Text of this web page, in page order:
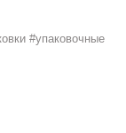
#упаковочные